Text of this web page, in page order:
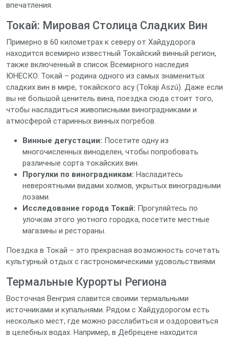
впечатления.
Токай: Мировая Столица Сладких Вин
Примерно в 60 километрах к северу от Хайдудорога
находится всемирно известный Токайский винный регион,
также включенный в список Всемирного наследия
ЮНЕСКО. Токай – родина одного из самых знаменитых
сладких вин в мире, токайского асу (Tokaji Aszú). Даже если
вы не большой ценитель вина, поездка сюда стоит того,
чтобы насладиться живописными виноградниками и
атмосферой старинных винных погребов.
Винные дегустации: Посетите одну из
многочисленных виноделен, чтобы попробовать
различные сорта токайских вин.
Прогулки по виноградникам: Насладитесь
невероятными видами холмов, укрытых виноградными
лозами.
Исследование города Токай: Прогуляйтесь по
улочкам этого уютного городка, посетите местные
магазины и рестораны.
Поездка в Токай – это прекрасная возможность сочетать
культурный отдых с гастрономическими удовольствиями.
Термальные Курорты Региона
Восточная Венгрия славится своими термальными
источниками и купальнями. Рядом с Хайдудорогом есть
несколько мест, где можно расслабиться и оздоровиться
в целебных водах. Например, в Дебрецене находится